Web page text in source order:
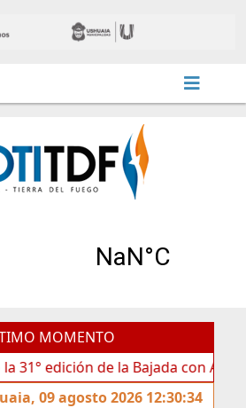
MOMENTO
de la Bajada con Antorchas
09 agosto 2026 12:30:34